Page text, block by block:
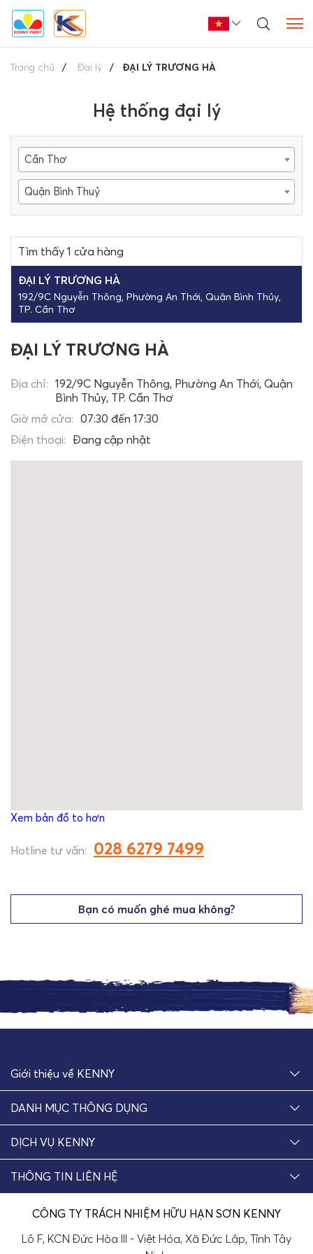
Trang chủ Đại lý ĐẠI LÝ TRƯƠNG HÀ
Hệ thống đại lý
Cần Thơ
Quận Bình Thuỷ
Tìm thấy 1 cửa hàng
ĐẠI LÝ TRƯƠNG HÀ
192/9C Nguyễn Thông, Phường An Thới, Quận Bình Thủy,
TP. Cần Thơ
ĐẠI LÝ TRƯƠNG HÀ
Địa chỉ: 192/9C Nguyễn Thông, Phường An Thới, Quận
Bình Thủy, TP. Cần Thơ
Giờ mở cửa: 07:30 đến 17:30
Điện thoại: Đang cập nhật
Xem bản đồ to hơn
Hotline tư vấn: 028 6279 7499
Bạn có muốn ghé mua không?
Giới thiệu về KENNY
DANH MỤC THÔNG DỤNG
DỊCH VỤ KENNY
THÔNG TIN LIÊN HỆ
CÔNG TY TRÁCH NHIỆM HỮU HẠN SƠN KENNY
Lô F, KCN Đức Hòa III - Việt Hóa, Xã Đức Lập, Tỉnh Tây